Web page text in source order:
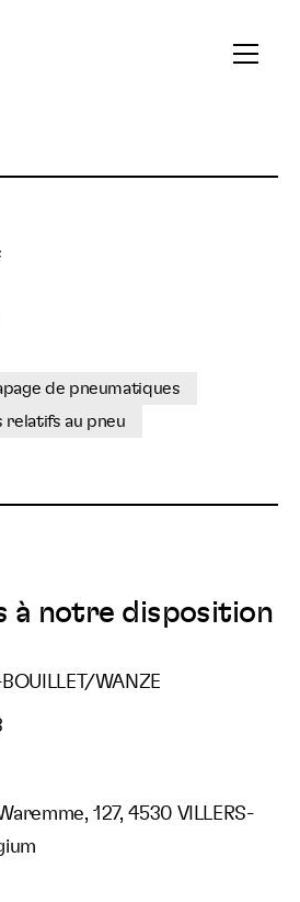
Ouvrir
de pneumatiques
relatifs au pneu
à notre disposition
WANZE
127, 4530 VILLERS-